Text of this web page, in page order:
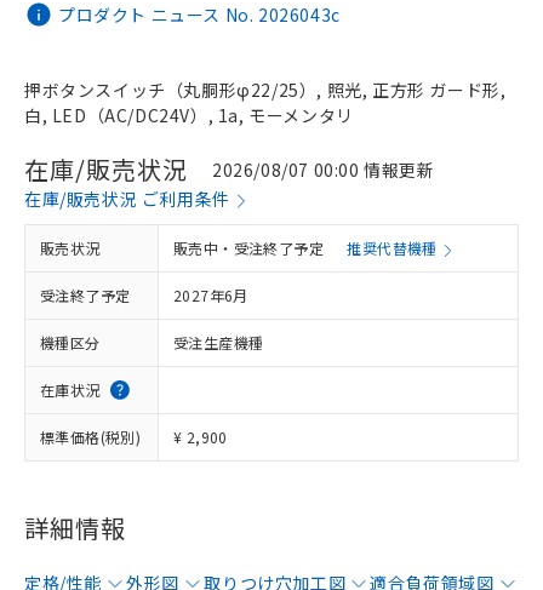
プロダクト ニュース No. 2026043c
押ボタンスイッチ（丸胴形φ22/25）, 照光, 正方形 ガード形,
白, LED（AC/DC24V）, 1a, モーメンタリ
在庫/販売状況
2026/08/07 00:00 情報更新
在庫/販売状況 ご利用条件
販売状況 販売中・受注終了予定 推奨代替機種
受注終了予定 2027年6月
機種区分 受注生産機種
在庫状況
標準価格(税別) ¥ 2,900
詳細情報
定格/性能 外形図 取りつけ穴加工図
適合負荷領域図